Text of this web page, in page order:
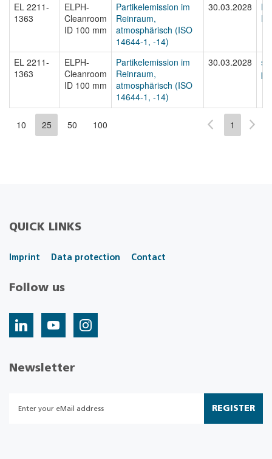
EL 2211-
1363
ELPH-
Cleanroom
ID 100 mm
Partikelemission im
Reinraum,
atmosphärisch (ISO
14644-1, -14)
30.03.2028
EL 2211-
1363
ELPH-
Cleanroom
ID 100 mm
Partikelemission im
Reinraum,
atmosphärisch (ISO
14644-1, -14)
30.03.2028
10 25 50 100 1
QUICK LINKS
Imprint Data protection Contact
Follow us
Newsletter
REGISTER